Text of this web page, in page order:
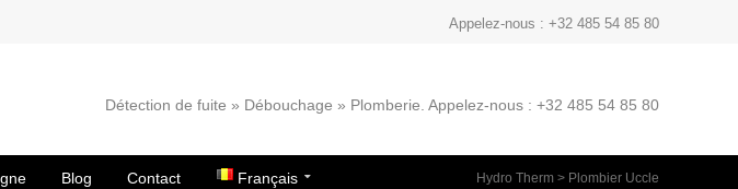
Appelez-nous : +32 485 54 85 80
Détection de fuite » Débouchage » Plomberie. Appelez-nous : +32 485 54 85 80
Hydro Therm > Plombier Uccle
Blog Contact Français